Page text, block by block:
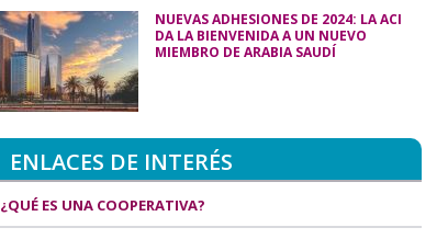
NUEVAS ADHESIONES DE 2024: LA ACI
DA LA BIENVENIDA A UN NUEVO
MIEMBRO DE ARABIA SAUDÍ
ENLACES DE INTERÉS
¿QUÉ ES UNA COOPERATIVA?